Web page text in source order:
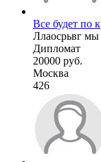
Все будет по
Ллаосрьвг
Дипломат
20000 руб.
Москва
426